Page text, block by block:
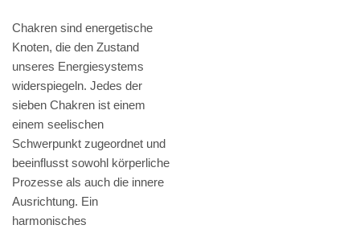
Chakren sind energetische
Knoten, die den Zustand
unseres Energiesystems
widerspiegeln. Jedes der
sieben Chakren ist einem
einem seelischen
Schwerpunkt zugeordnet und
beeinflusst sowohl körperliche
Prozesse als auch die innere
Ausrichtung. Ein
harmonisches